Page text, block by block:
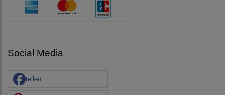
Social Media
teilen